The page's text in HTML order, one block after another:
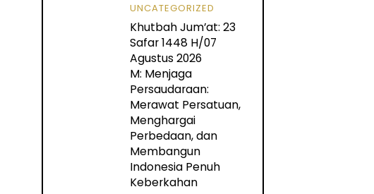
UNCATEGORIZED
Khutbah Jum’at: 23
Safar 1448 H/07
Agustus 2026
M: Menjaga
Persaudaraan:
Merawat Persatuan,
Menghargai
Perbedaan, dan
Membangun
Indonesia Penuh
Keberkahan